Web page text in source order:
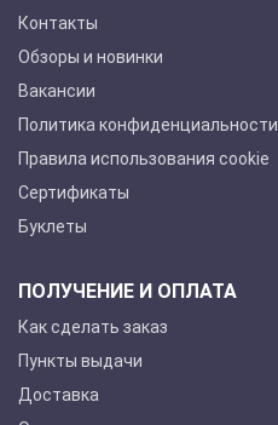
Контакты
Обзоры и новинки
Вакансии
Политика конфиденциальности
Правила использования cookie
Сертификаты
Буклеты
ПОЛУЧЕНИЕ И ОПЛАТА
Как сделать заказ
Пункты выдачи
Доставка